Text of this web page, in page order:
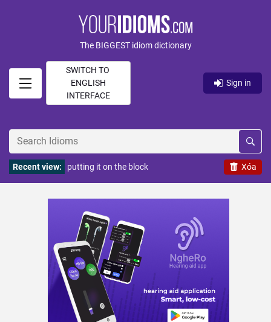
The BIGGEST idiom dictionary
SWITCH TO
ENGLISH
INTERFACE
Sign in
Xóa
Recent view: putting it on the block